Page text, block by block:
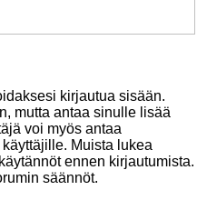
kirjautua sisään.
mutta antaa sinulle lisää
voi myös antaa
Muista lukea
ennen kirjautumista.
säännöt.